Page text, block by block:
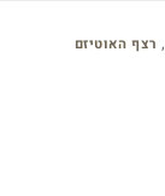
, רצף האוטיזם